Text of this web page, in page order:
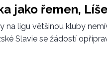
jako řemen,
na ligu většinou kluby
Slavie se žádostí